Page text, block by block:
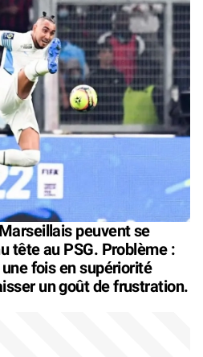
peuvent se
tête au PSG. Problème :
fois en supériorité
un goût de frustration.